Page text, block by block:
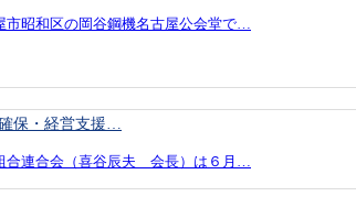
昭和区の岡谷鋼機名古屋公会堂で…
保・経営支援…
合連合会（喜谷辰夫 会長）は６月…